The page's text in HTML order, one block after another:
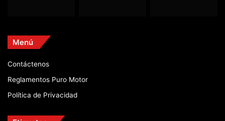
Menú
Contáctenos
Reglamentos Puro Motor
Política de Privacidad